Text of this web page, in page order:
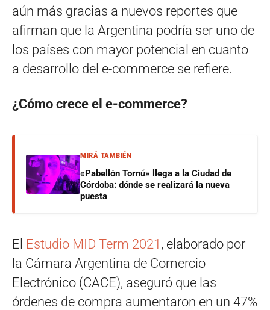
aún más gracias a nuevos reportes que
afirman que la Argentina podría ser uno de
los países con mayor potencial en cuanto
a desarrollo del e-commerce se refiere.
¿Cómo crece el e-commerce?
MIRÁ TAMBIÉN
«Pabellón Tornú» llega a la Ciudad de
Córdoba: dónde se realizará la nueva
puesta
El Estudio MID Term 2021 , elaborado por
la Cámara Argentina de Comercio
Electrónico (CACE), aseguró que las
órdenes de compra aumentaron en un 47%